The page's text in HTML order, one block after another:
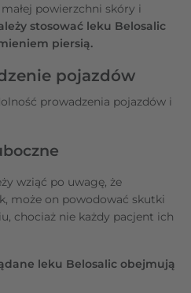
powierzchni skóry i
stosować leku Belosalic
piersią.
pojazdów
prowadzenia pojazdów i
wziąć po uwagę, że
może on powodować skutki
chociaż nie każdy pacjent ich
leku Belosalic obejmują